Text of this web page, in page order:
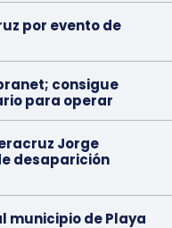
por evento de
consigue
para operar
Jorge
desaparición
municipio de Playa